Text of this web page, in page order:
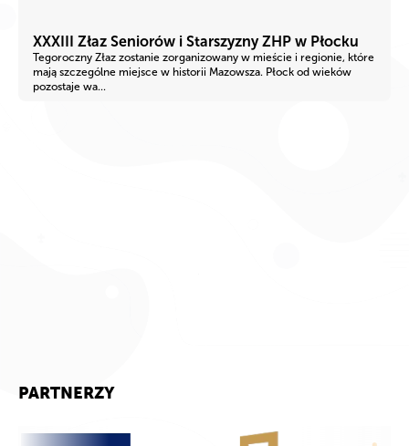
XXXIII Złaz Seniorów i Starszyzny ZHP w Płocku
Tegoroczny Złaz zostanie zorganizowany w mieście i regionie, które
mają szczególne miejsce w historii Mazowsza. Płock od wieków
pozostaje wa...
PARTNERZY